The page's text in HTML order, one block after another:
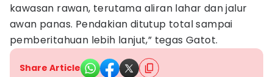
kawasan rawan, terutama aliran lahar dan jalur
awan panas. Pendakian ditutup total sampai
pemberitahuan lebih lanjut,” tegas Gatot.
Share Article